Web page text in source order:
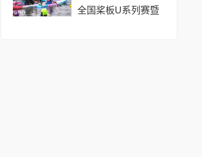
全国桨板U系列赛暨